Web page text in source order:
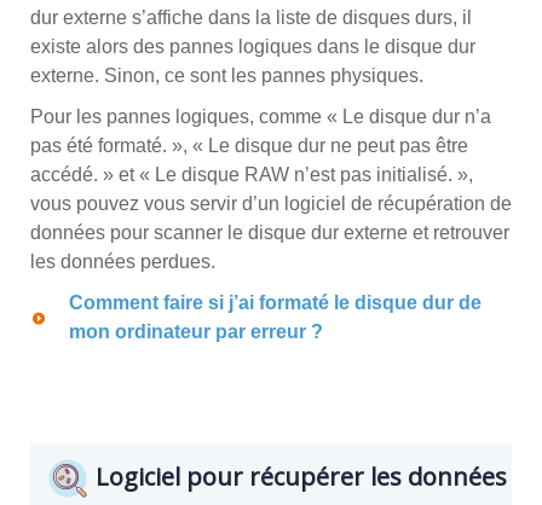
dur externe s’affiche dans la liste de disques durs, il
existe alors des pannes logiques dans le disque dur
externe. Sinon, ce sont les pannes physiques.
Pour les pannes logiques, comme « Le disque dur n’a
pas été formaté. », « Le disque dur ne peut pas être
accédé. » et « Le disque RAW n’est pas initialisé. »,
vous pouvez vous servir d’un logiciel de récupération de
données pour scanner le disque dur externe et retrouver
les données perdues.
Comment faire si j’ai formaté le disque dur de
mon ordinateur par erreur ?
Logiciel pour récupérer les données